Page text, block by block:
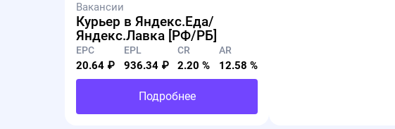
Вакансии
Курьер в Яндекс.Еда/
Яндекс.Лавка [РФ/РБ]
EPC
20.64 ₽
EPL
936.34 ₽
CR
2.20 %
AR
12.58 %
Подробнее